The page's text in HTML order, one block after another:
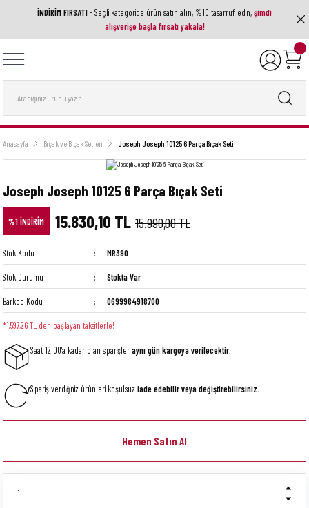
İNDİRİM FIRSATI- Seçili kategoride ürün satın alın, %10 tasarruf edin,şimdi
alışverişe başla fırsatı yakala!
Geri Dön
Aletleri
Geri Dön
Geri Dön
Ekipmanı
Geri Dön
Ve Aksesuarlar
Geri Dön
Anasayfa Bıçak ve Bıçak Setleri Joseph Joseph 10125 6 Parça Bıçak Seti
Joseph Joseph 10125 6 Parça Bıçak Seti
%1 İNDİRİM 15.830,10 TL 15.990,00 TL
Stok Kodu MR390
Stok Durumu Stokta Var
Barkod Kodu 0699984918700
*1.597,26 TL den başlayan taksitlerle!
Saat 12:00'a kadar olan siparişleraynı gün kargoya verilecektir.
Sipariş verdiğiniz ürünleri koşulsuziade edebilir veya değiştirebilirsiniz.
Hemen Satın Al